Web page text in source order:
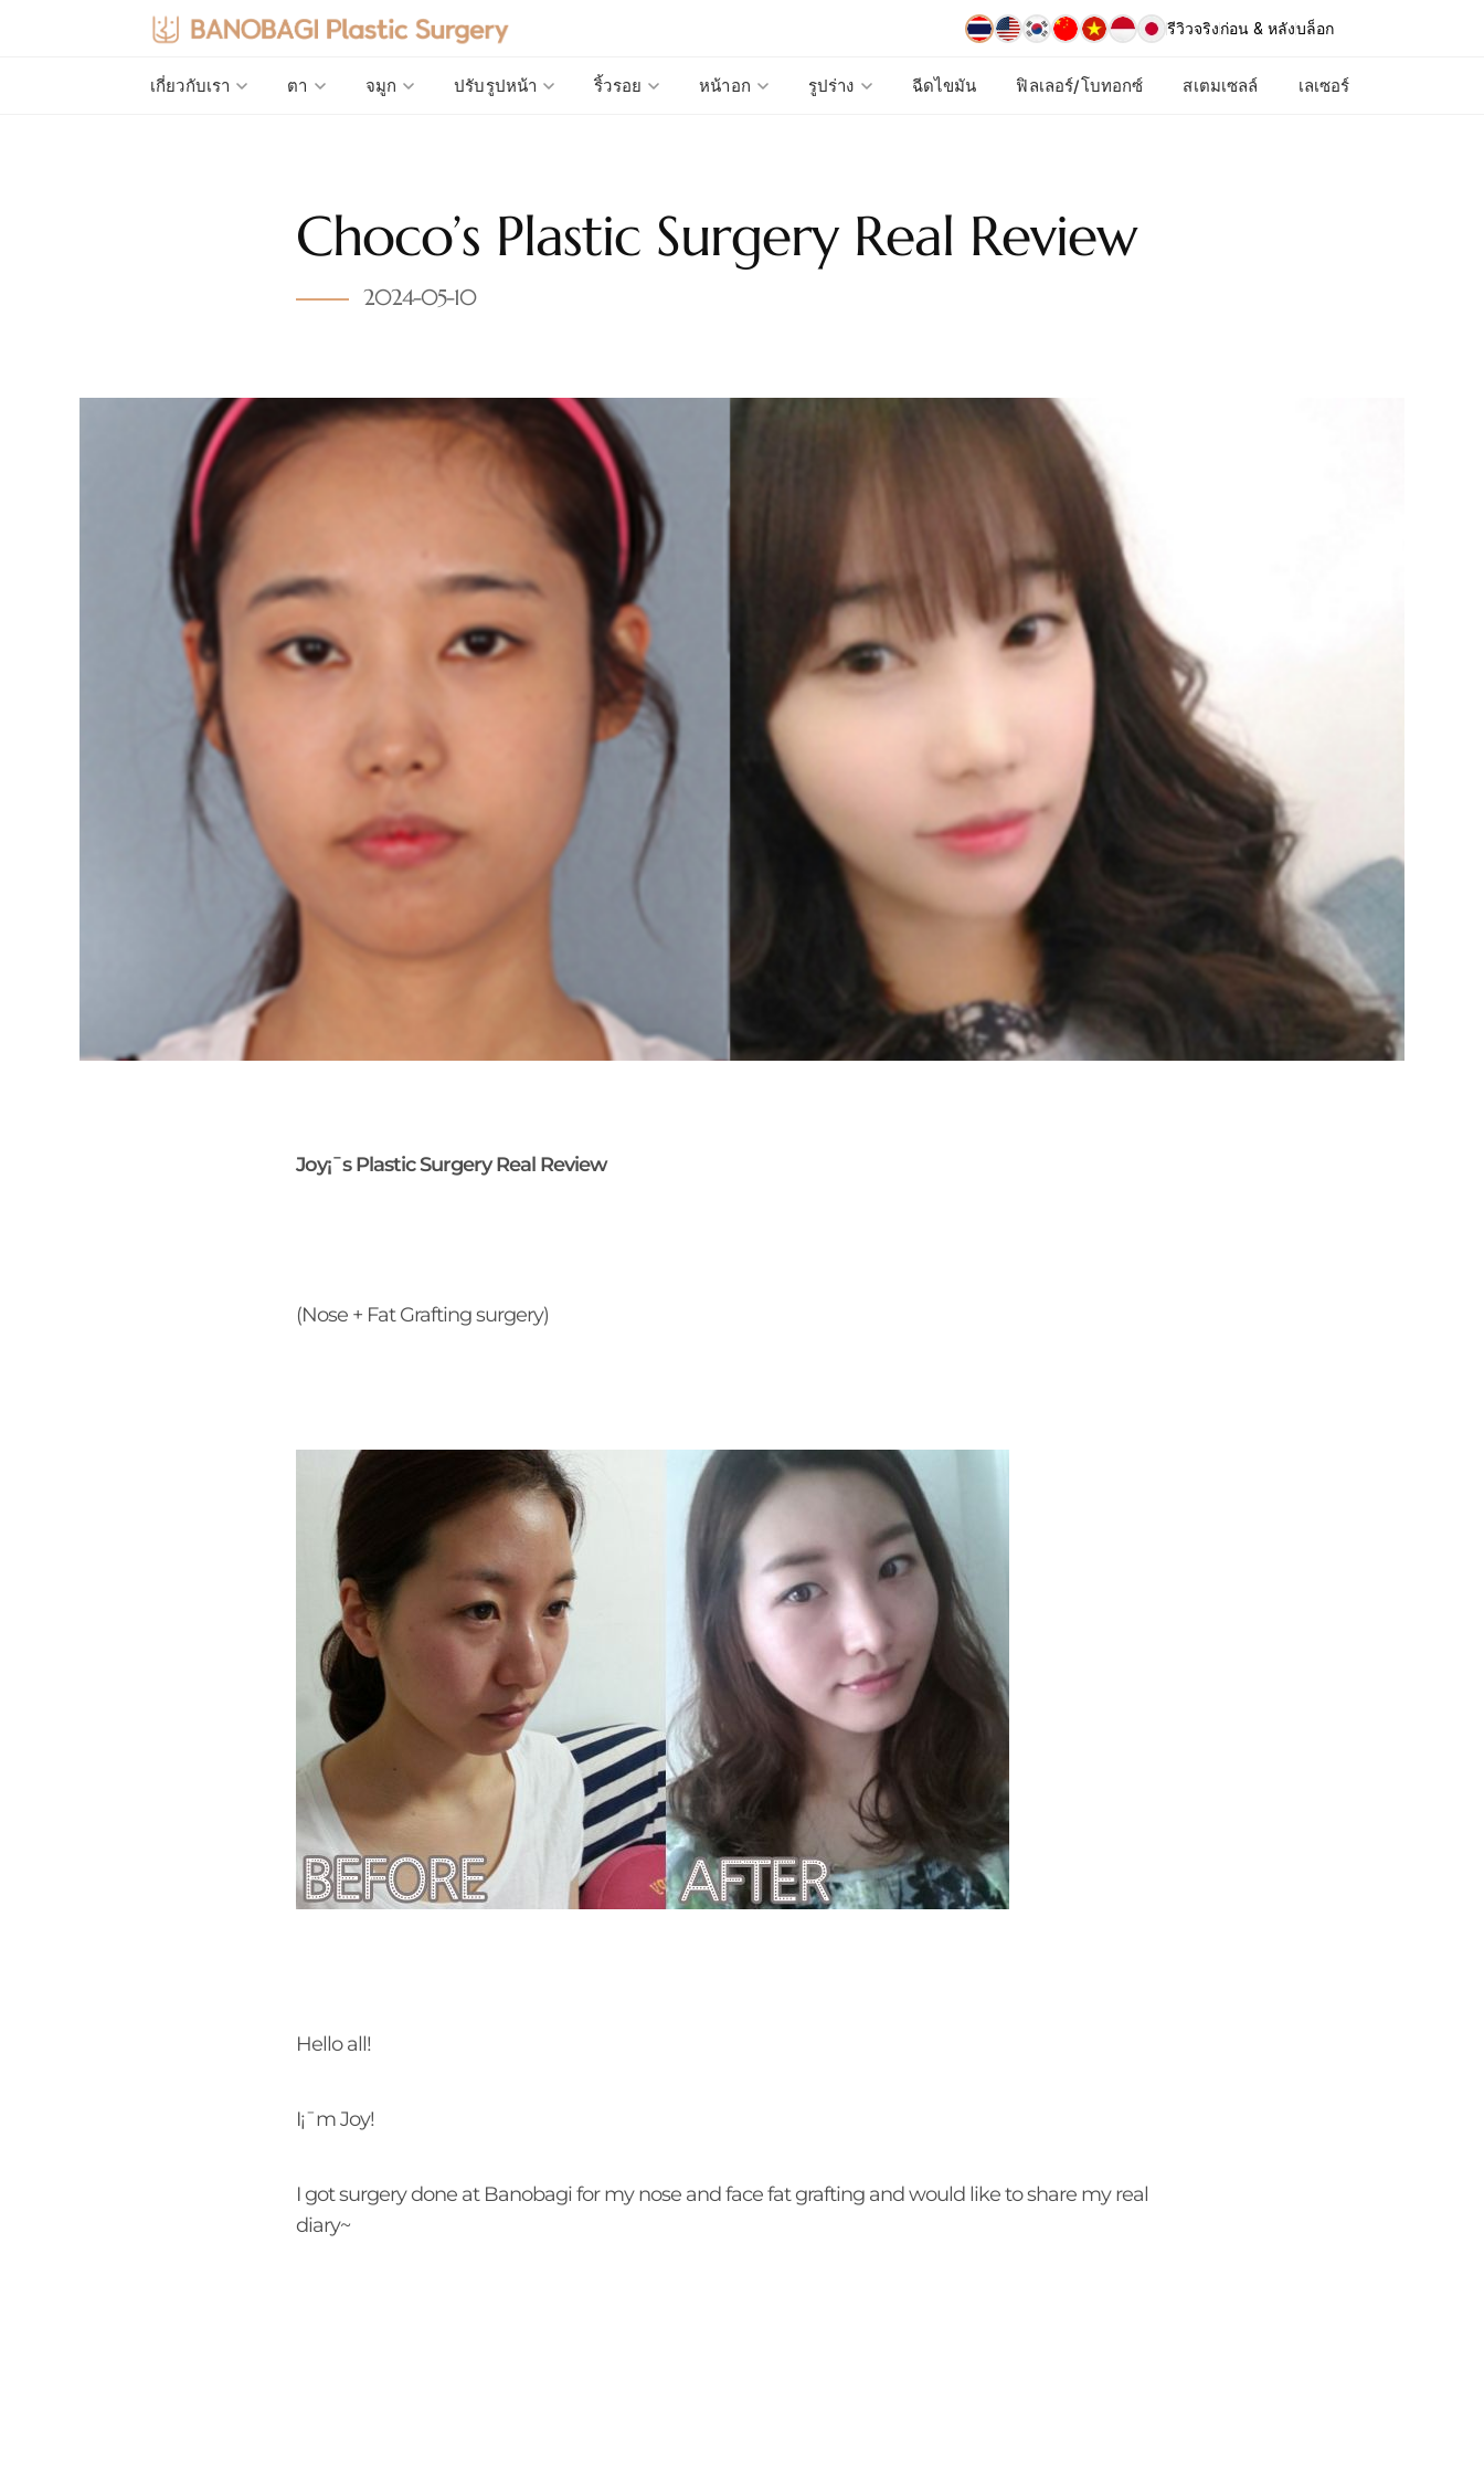
รีวิวจริงก่อน & หลังบล็อก
เกี่ยวกับเรา ตา จมูก ปรับรูปหน้า ริ้วรอย หน้าอก รูปร่าง ฉีดไขมัน ฟิลเลอร์/โบทอกซ์ สเตมเซลล์ เลเซอร์
Choco’s Plastic Surgery Real Review
2024-05-10
Joy¡¯s Plastic Surgery Real Review
(Nose + Fat Grafting surgery)
Hello all!
I¡¯m Joy!
I got surgery done at Banobagi for my nose and face fat grafting and would like to share my real
diary~